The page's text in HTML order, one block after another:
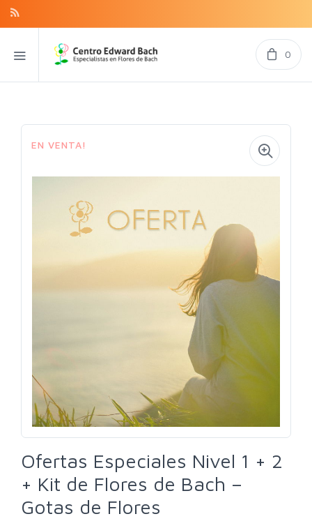
0
EN VENTA!
Ofertas Especiales Nivel 1 + 2
+ Kit de Flores de Bach –
Gotas de Flores